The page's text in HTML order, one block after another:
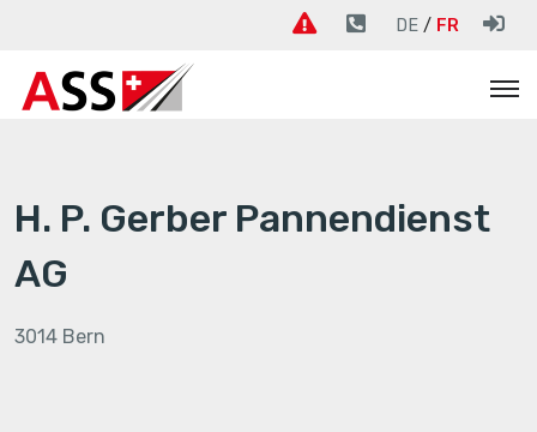
DE FR
H. P. Gerber Pannendienst
AG
3014 Bern